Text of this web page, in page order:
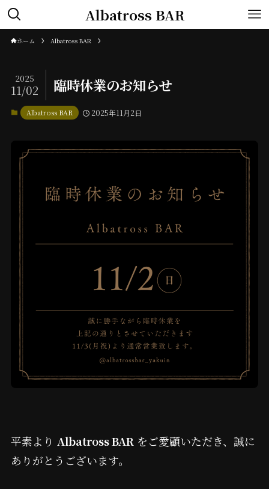
Albatross BAR
ホーム Albatross BAR
臨時休業のお知らせ
2025
11/02
Albatross BAR 2025年11月2日
平素より Albatross BAR をご愛顧いただき、誠に
ありがとうございます。